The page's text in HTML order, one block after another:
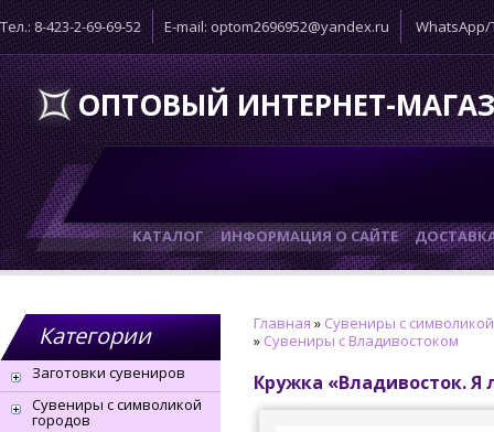
Тел.: 8-423-2-69-69-52 E-mail: optom2696952@yandex.ru WhatsApp/
ОПТОВЫЙ ИНТЕРНЕТ-
КАТАЛОГ ИНФОРМАЦИЯ О САЙТЕ
Категории
Заготовки сувениров
Сувениры с символикой
городов
Главная » Сувениры с
» Сувениры с Владивостоком
Кружка «Владивосток.